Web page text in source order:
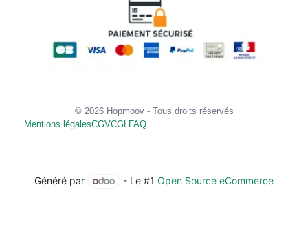
© 2026 Hopmoov - Tous droits réservés
Mentions légalesCGVCGL FAQ
Généré par - Le #1Open Source eCommerce